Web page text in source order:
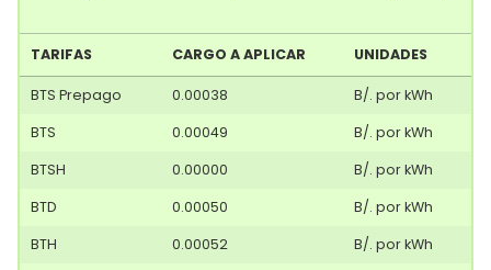
TARIFAS CARGO A APLICAR
UNIDADES
TARIFAS
CARGO A APLICAR UNIDADES
BTS Prepago 0.00038
B/. por kWh
BTS
0.00049
B/. por kWh
BTSH
0.00000
B/. por kWh
BTD
0.00050
B/. por kWh
BTH
0.00052
B/. por kWh